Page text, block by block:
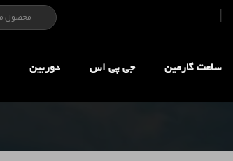
ساعت گارمین جی پی اس دوربین